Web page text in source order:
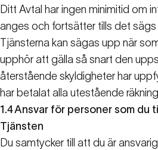
Ditt Avtal har ingen minimitid om
anges och fortsätter tills det sägs
Tjänsterna kan sägas upp när
upphör att gälla så snart den
återstående skyldigheter har
har betalat alla utestående
1.4Ansvar för personer som du
Tjänsten
Du samtycker till att du är